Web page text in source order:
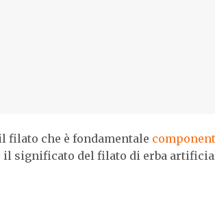
filato che è fondamentale
il significato del filato di erba